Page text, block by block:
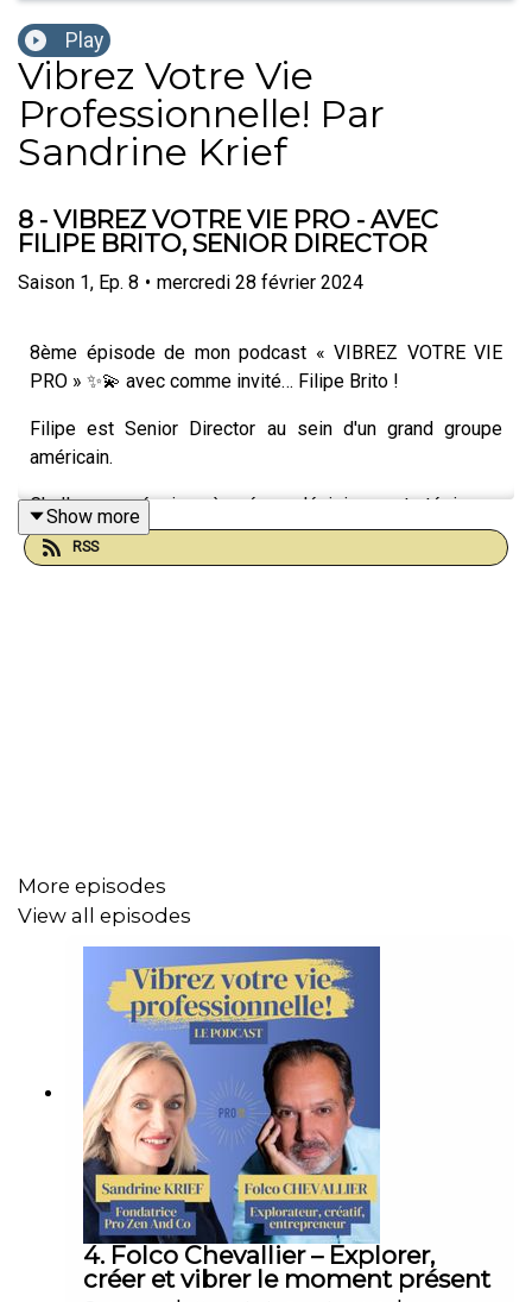
Play
Vibrez Votre Vie
Professionnelle! Par
Sandrine Krief
8 - VIBREZ VOTRE VIE PRO - AVEC
FILIPE BRITO, SENIOR DIRECTOR
Saison 1, Ep. 8 • mercredi 28 février 2024
8ème épisode de mon podcast « VIBREZ VOTRE VIE
PRO » ✨💫 avec comme invité… Filipe Brito !
Filipe est Senior Director au sein d'un grand groupe
américain.
Challenges, équipe à gérer, décisions stratégiques,
marketing et commerciale composent son quotidien.
est inversée.
Pendant l'épisode, nous avons discuté de son métier, de
sa manière d'aborder le travail, de l'influence qu'ont les
personnes les unes sur les autres, de l'importance d'être
bien avec soi pour pouvoir aider les autres.
Son parcours résonne avec tous les chemins, vous
verrez.
Show more
RSS
More episodes
View all episodes
4. Folco Chevallier – Explorer,
créer et vibrer le moment présent